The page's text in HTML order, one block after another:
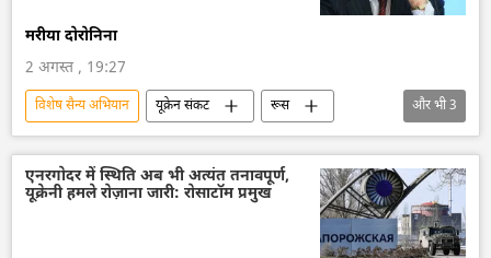
मरीया दोरोनिना
2 अगस्त , 19:27
विशेष सैन्य अभियान यूक्रेन संकट
रूस
यूक्रेन
अपराध रूसी भाषा
और भी3
एनरगोदर में स्थिति अब भी अत्यंत तनावपूर्ण,
यूक्रेनी हमले रोज़ाना जारी: रोसाटॉम प्रमुख